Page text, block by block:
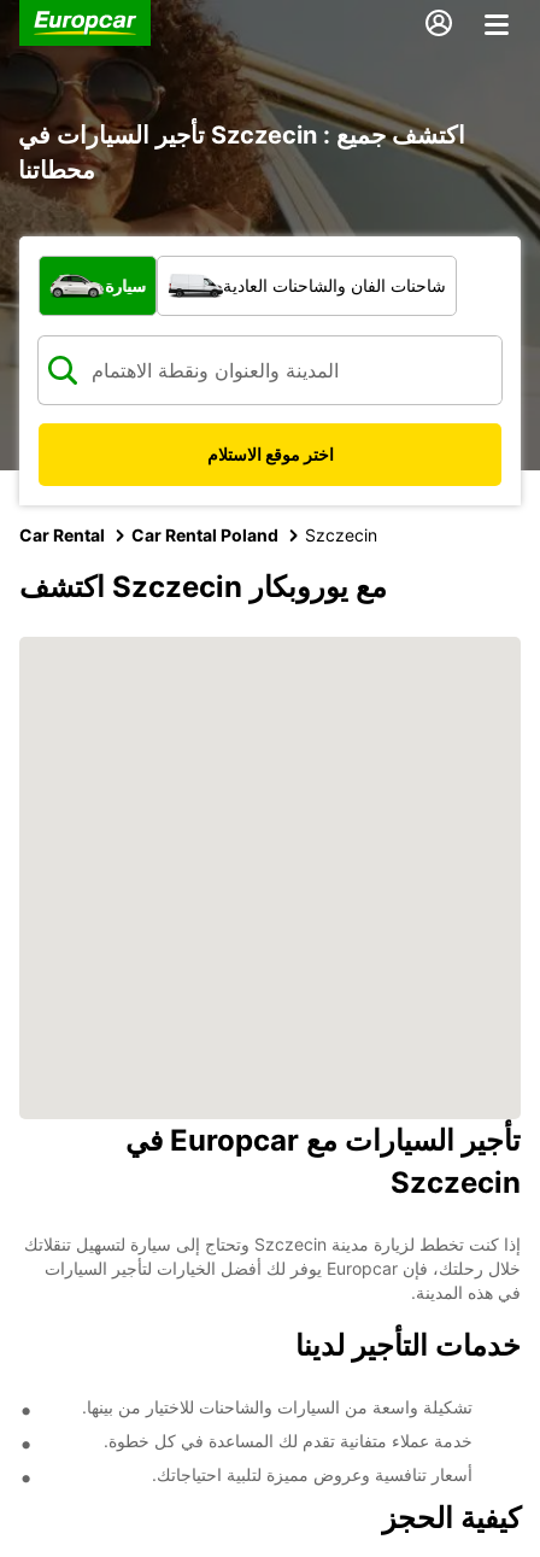
تأجير السيارات في Szczecin : اكتشف جميع
محطاتنا
ما نوع المركبة؟
سيارة شاحنات الفان والشاحنات العادية
اختر موقع الاستلام
Car Rental Car Rental Poland Szczecin
اكتشف Szczecin مع يوروبكار
تأجير السيارات مع Europcar في
Szczecin
إذا كنت تخطط لزيارة مدينة Szczecin وتحتاج إلى سيارة لتسهيل تنقلاتك
خلال رحلتك، فإن Europcar يوفر لك أفضل الخيارات لتأجير السيارات
في هذه المدينة.
خدمات التأجير لدينا
تشكيلة واسعة من السيارات والشاحنات للاختيار من بينها.
خدمة عملاء متفانية تقدم لك المساعدة في كل خطوة.
أسعار تنافسية وعروض مميزة لتلبية احتياجاتك.
كيفية الحجز